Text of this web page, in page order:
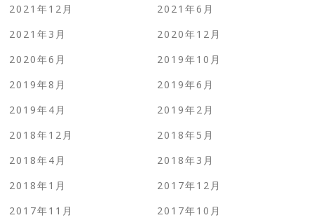
2021年12月
2021年6月
2021年3月
2020年12月
2020年6月
2019年10月
2019年8月
2019年6月
2019年4月
2019年2月
2018年12月
2018年5月
2018年4月
2018年3月
2018年1月
2017年12月
2017年11月
2017年10月